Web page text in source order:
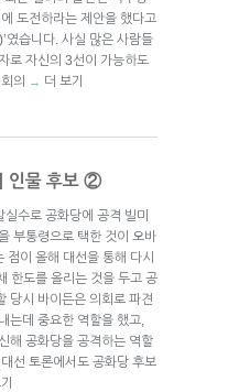
도전하라는 제안을 했다고
였습니다. 사실 많은 사람들
로 자신의 3선이 가능하도
의
→ 더 보기
인물 후보 ②
수로 공화당에 공격 빌미
부통령으로 택한 것이 오바
점이 올해 대선을 통해 다시
한도를 올리는 것을 두고 공
당시 바이든은 의회로 파견
는데 중요한 역할을 했고,
해 공화당을 공격하는 역할
선 토론에서도 공화당 후보